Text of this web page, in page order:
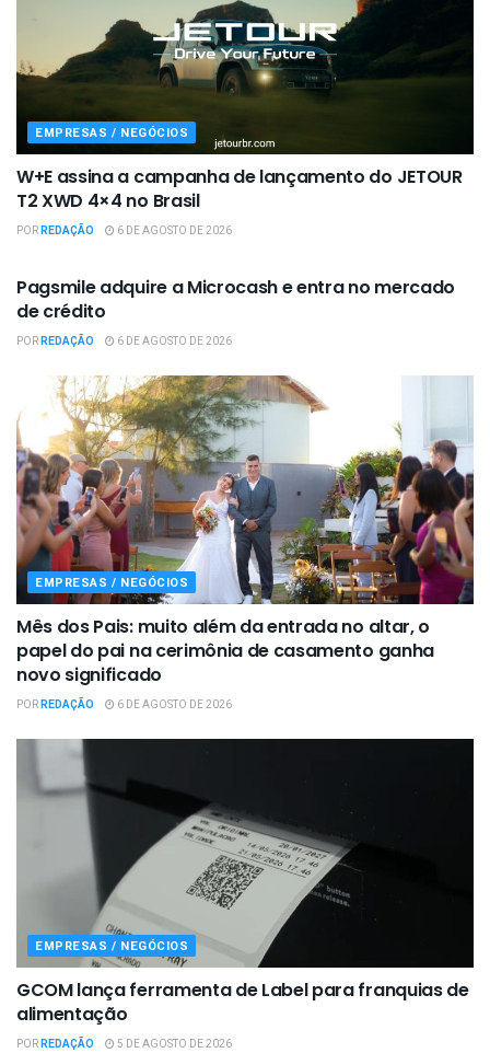
EMPRESAS / NEGÓCIOS
W+E assina a campanha de lançamento do JETOUR
T2 XWD 4×4 no Brasil
PORREDAÇÃO 6 DE AGOSTO DE 2026
Pagsmile adquire a Microcash e entra no mercado
de crédito
PORREDAÇÃO 6 DE AGOSTO DE 2026
EMPRESAS / NEGÓCIOS
Mês dos Pais: muito além da entrada no altar, o
papel do pai na cerimônia de casamento ganha
novo significado
PORREDAÇÃO 6 DE AGOSTO DE 2026
EMPRESAS / NEGÓCIOS
GCOM lança ferramenta de Label para franquias de
alimentação
PORREDAÇÃO 5 DE AGOSTO DE 2026